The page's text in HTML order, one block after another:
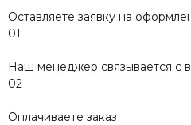
Оставляете заявку на
01
Наш менеджер связывается с
02
Оплачиваете заказ